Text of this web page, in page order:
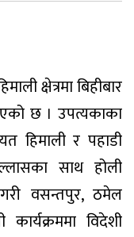
क्षेत्रमा बिहीबार
छ । उपत्यकाका
हिमाली र पहाडी
साथ होली
वसन्तपुर, ठमेल
विदेशी